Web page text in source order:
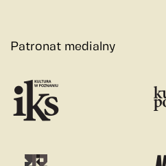
Patronat medialny